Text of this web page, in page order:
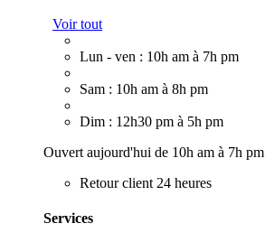
Voir tout
Lun - ven : 10h am à 7h pm
Sam : 10h am à 8h pm
Dim : 12h30 pm à 5h pm
Ouvert aujourd'hui de 10h am à 7h pm
Retour client 24 heures
Services